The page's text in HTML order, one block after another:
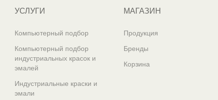
УСЛУГИ
Компьютерный подбор
Компьютерный подбор
индустриальных красок и
эмалей
Индустриальные краски и
эмали
МАГАЗИН
Продукция
Бренды
Корзина